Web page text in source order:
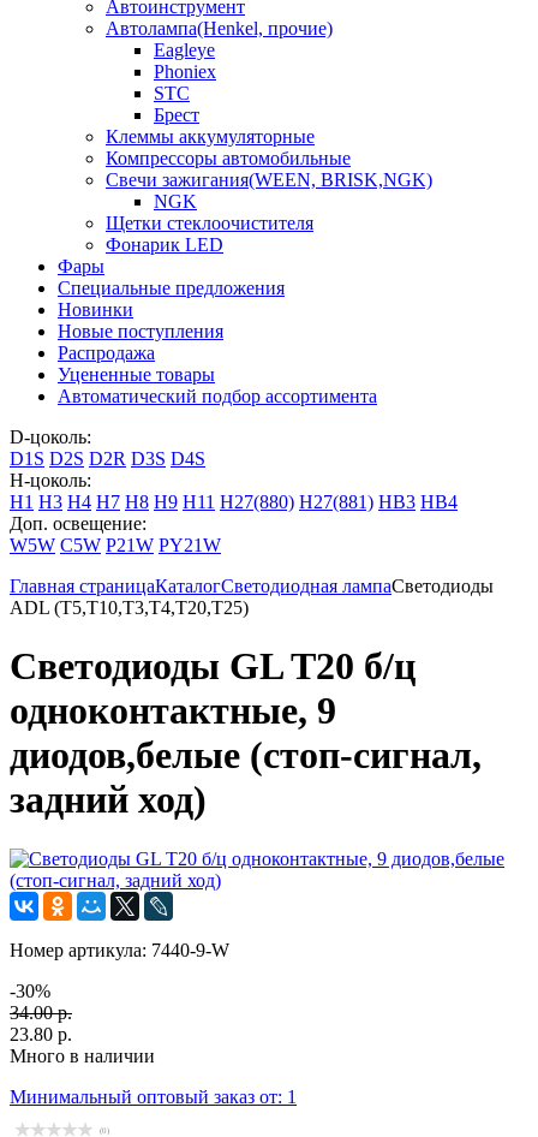
Автоинструмент
Автолампа(Henkel, прочие)
Eagleye
Phoniex
STC
Брест
Клеммы аккумуляторные
Компрессоры автомобильные
Свечи зажигания(WEEN, BRISK,NGK)
NGK
Щетки стеклоочистителя
Фонарик LED
Фары
Специальные предложения
Новинки
Новые поступления
Распродажа
Уцененные товары
Автоматический подбор ассортимента
D-цоколь:
D1S D2S D2R D3S D4S
H-цоколь:
H1 H3 H4 H7 H8 H9 H11 H27(880) H27(881) HB3 HB4
Доп. освещение:
W5W C5W P21W PY21W
Главная страницаКаталогСветодиодная лампаСветодиоды
ADL (T5,T10,T3,T4,T20,T25)
Светодиоды GL T20 б/ц
одноконтактные, 9
диодов,белые (стоп-сигнал,
задний ход)
Номер артикула: 7440-9-W
-30%
34.00 р.
23.80 р.
Много в наличии
Минимальный оптовый заказ от: 1
(0)